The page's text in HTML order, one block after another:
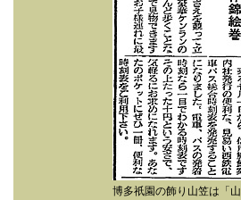
博多祇園の飾り山笠は「